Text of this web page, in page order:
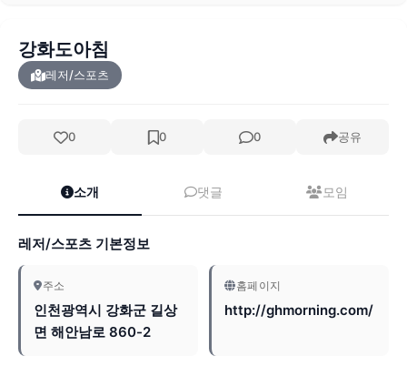
강화도아침
레저/스포츠
0 0 0 공유
소개 댓글 모임
레저/스포츠 기본정보
주소
인천광역시 강화군 길상
면 해안남로 860-2
홈페이지
http://ghmorning.com/